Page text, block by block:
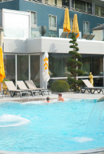
9, B-4050
367 80 67
NOS